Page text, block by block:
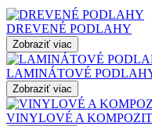
DREVENÉ PODLAHY
Zobraziť viac
LAMINÁTOVÉ
Zobraziť viac
VINYLOVÉ A